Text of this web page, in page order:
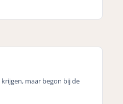
maar begon bij de